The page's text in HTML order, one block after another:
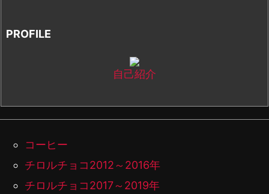
PROFILE
自己紹介
コーヒー
チロルチョコ2012～2016年
チロルチョコ2017～2019年